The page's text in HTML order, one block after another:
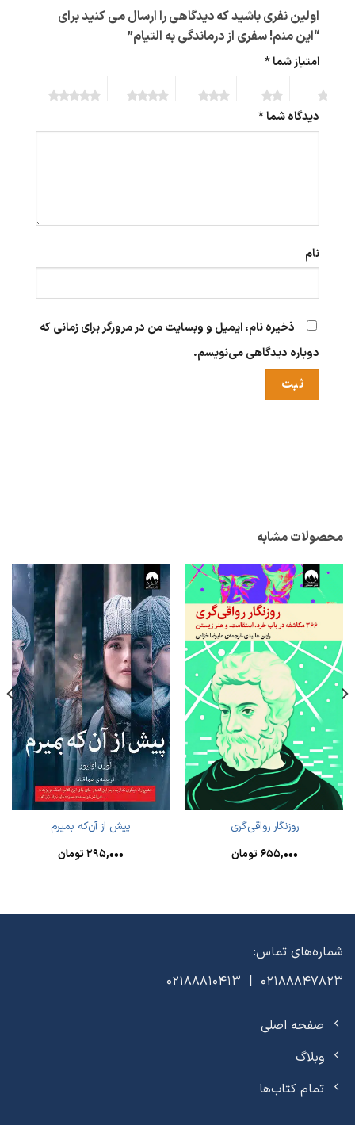
اولین نفری باشید که دیدگاهی را ارسال می کنید برای
“این منم! سفری از درماندگی به التیام”
امتیاز شما*
دیدگاه شما*
نام
ذخیره نام، ایمیل و وبسایت من در مرورگر برای زمانی که
دوباره دیدگاهی می‌نویسم.
محصولات مشابه
روزنگار رواقی‌گری
۶۵۵,۰۰۰ تومان
پیش از آن‌که بمیرم
۲۹۵,۰۰۰تومان
شماره‌های تماس:
02188847823 | 02188810413
صفحه اصلی
وبلاگ
تمام کتاب‌ها